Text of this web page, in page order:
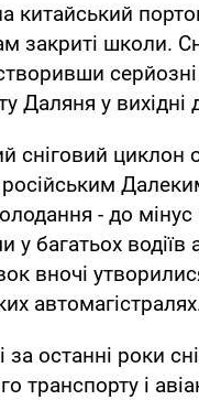
китайський
закриті школи.
Даляня у вихідні
сніговий циклон
- до
у багатьох
вночі
за останні роки
транспорту і